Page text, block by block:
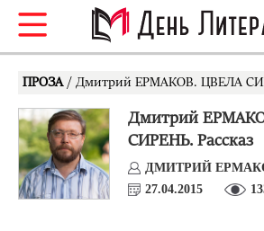
ПРОЗА / Дмитрий ЕРМАКОВ. ЦВЕЛА
Дмитрий
СИРЕНЬ. Рассказ
ДМИТРИЙ
27.04.2015